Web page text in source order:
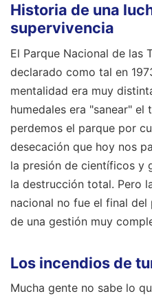
Historia de una
supervivencia
El Parque Nacional de las
declarado como tal en
mentalidad era muy
humedales era "sanear" el
perdemos el parque por
desecación que hoy nos
la presión de científicos y
la destrucción total. Pero
nacional no fue el final
de una gestión muy
Los incendios de
Mucha gente no sabe lo